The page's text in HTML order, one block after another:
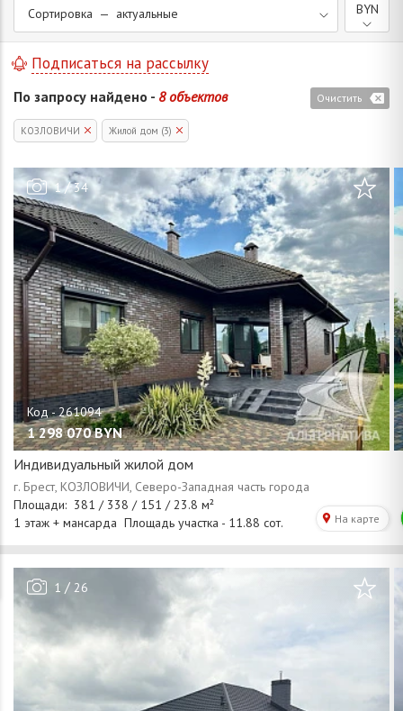
Сортировка — актуальные BYN
По запросу найдено - 8 объектов Очистить
Подписаться на рассылку
КОЗЛОВИЧИ Жилой дом (3)
1/34
1 298 070 BYN
Индивидуальный жилой дом
1 / 26